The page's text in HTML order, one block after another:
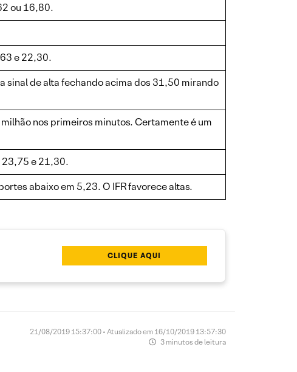
ou 16,80.
e 22,30.
sinal de alta fechando acima dos 31,50 mirando
nos primeiros minutos. Certamente é um
23,75 e 21,30.
abaixo em 5,23. O IFR favorece altas.
CLIQUE AQUI
21/08/2019 15:37:00 • Atualizado em 16/10/2019 13:57:30
3 minutos de leitura